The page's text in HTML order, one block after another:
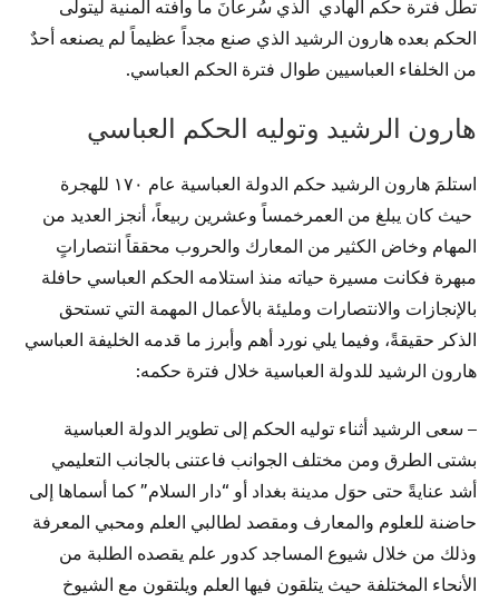
تطُل فترة حكم الهادي الذي سُرعانَ ما وافته المنية ليتولى
الحكم بعده هارون الرشيد الذي صنع مجداً عظيماً لم يصنعه أحدٌ
من الخلفاء العباسيين طوال فترة الحكم العباسي.
هارون الرشيد وتوليه الحكم العباسي
استلمَ هارون الرشيد حكم الدولة العباسية عام ١٧٠ للهجرة
حيث كان يبلغ من العمرخمساً وعشرين ربيعاً، أنجز العديد من
المهام وخاض الكثير من المعارك والحروب محققاً انتصاراتٍ
مبهرة فكانت مسيرة حياته منذ استلامه الحكم العباسي حافلة
بالإنجازات والانتصارات ومليئة بالأعمال المهمة التي تستحق
الذكر حقيقةً، وفيما يلي نورد أهم وأبرز ما قدمه الخليفة العباسي
هارون الرشيد للدولة العباسية خلال فترة حكمه:
– سعى الرشيد أثناء توليه الحكم إلى تطوير الدولة العباسية
بشتى الطرق ومن مختلف الجوانب فاعتنى بالجانب التعليمي
أشد عنايةً حتى حوَل مدينة بغداد أو “دار السلام” كما أسماها إلى
حاضنة للعلوم والمعارف ومقصد لطالبي العلم ومحبي المعرفة
وذلك من خلال شيوع المساجد كدور علم يقصده الطلبة من
الأنحاء المختلفة حيث يتلقون فيها العلم ويلتقون مع الشيوخ